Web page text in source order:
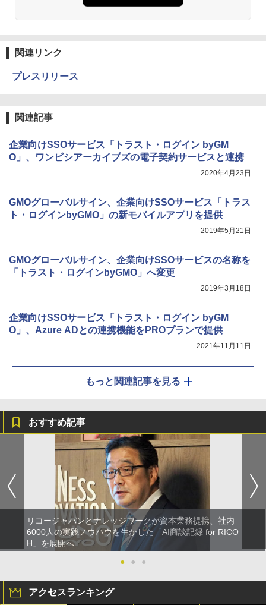
関連リンク
プレスリリース
関連記事
企業向けSSOサービス「トラスト・ログイン byGM
O」、ワンビシアーカイブズの電子契約サービスと連携
2020年4月23日
GMOグローバルサイン、企業向けSSOサービス「トラス
ト・ログインbyGMO」の新モバイルアプリを提供
2019年5月21日
GMOグローバルサイン、企業向けSSOサービスの名称を
「トラスト・ログインbyGMO」へ変更
2019年3月18日
企業向けSSOサービス「トラスト・ログイン byGM
O」、Azure ADとの連携機能をPROプランで提供
2021年11月11日
もっと関連記事を見る
おすすめ記事
リコージャパンとナレッジワークが資本業務提携、社内
6000人の実践ノウハウを生かした「AI商談記録 for RICO
H」を展開へ
●
● ●
アクセスランキング